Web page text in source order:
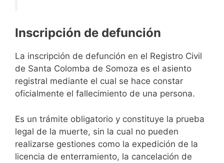
Inscripción de defunción
La inscripción de defunción en el Registro Civil
de Santa Colomba de Somoza es el asiento
registral mediante el cual se hace constar
oficialmente el fallecimiento de una persona.
Es un trámite obligatorio y constituye la prueba
legal de la muerte, sin la cual no pueden
realizarse gestiones como la expedición de la
licencia de enterramiento, la cancelación de